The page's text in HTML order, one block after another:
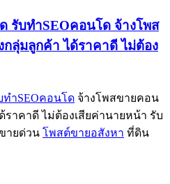
รับทำSEOคอนโด จ้างโพส
ลุ่มลูกค้า ได้ราคาดี ไม่ต้อง
ำSEOคอนโด จ้างโพสขายคอน
าคาดี ไม่ต้องเสียค่านายหน้า รับ
ายด่วน โพสต์ขายอสังหา ที่ดิน